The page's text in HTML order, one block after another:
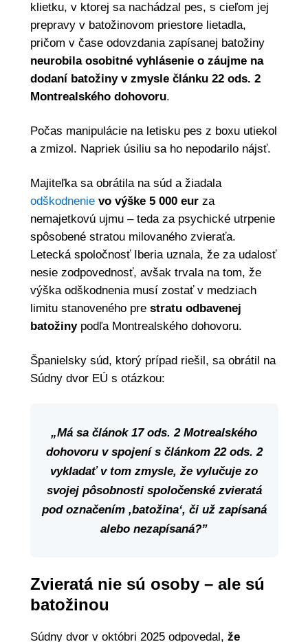
klietku, v ktorej sa nachádzal pes, s cieľom jej
prepravy v batožinovom priestore lietadla,
pričom v čase odovzdania zapísanej batožiny
neurobila osobitné vyhlásenie o záujme na
dodaní batožiny v zmysle článku 22 ods. 2
Montrealského dohovoru.
Počas manipulácie na letisku pes z boxu utiekol
a zmizol. Napriek úsiliu sa ho nepodarilo nájsť.
Majiteľka sa obrátila na súd a žiadala
odškodnenievo výške 5 000 eurza
nemajetkovú ujmu – teda za psychické utrpenie
spôsobené stratou milovaného zvieraťa.
Letecká spoločnosť Iberia uznala, že za udalosť
nesie zodpovednosť, avšak trvala na tom, že
výška odškodnenia musí zostať v medziach
limitu stanoveného pre stratu odbavenej
batožinypodľa Montrealského dohovoru.
Španielsky súd, ktorý prípad riešil, sa obrátil na
Súdny dvor EÚ s otázkou:
„Má sa článok 17 ods. 2 Motrealského
dohovoru v spojení s článkom 22 ods. 2
vykladať v tom zmysle, že vylučuje zo
svojej pôsobnosti spoločenské zvieratá
pod označením ‚batožina‘, či už zapísaná
alebo nezapísaná?”
Zvieratá nie sú osoby – ale sú
batožinou
Súdny dvor v októbri 2025 odpovedal, že